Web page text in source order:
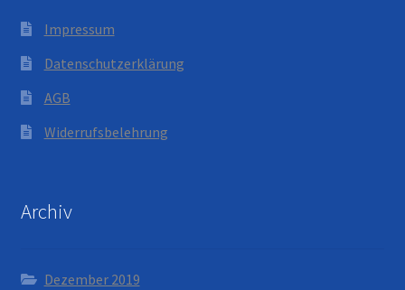
Impressum
Datenschutzerklärung
AGB
Widerrufsbelehrung
Archiv
Dezember 2019